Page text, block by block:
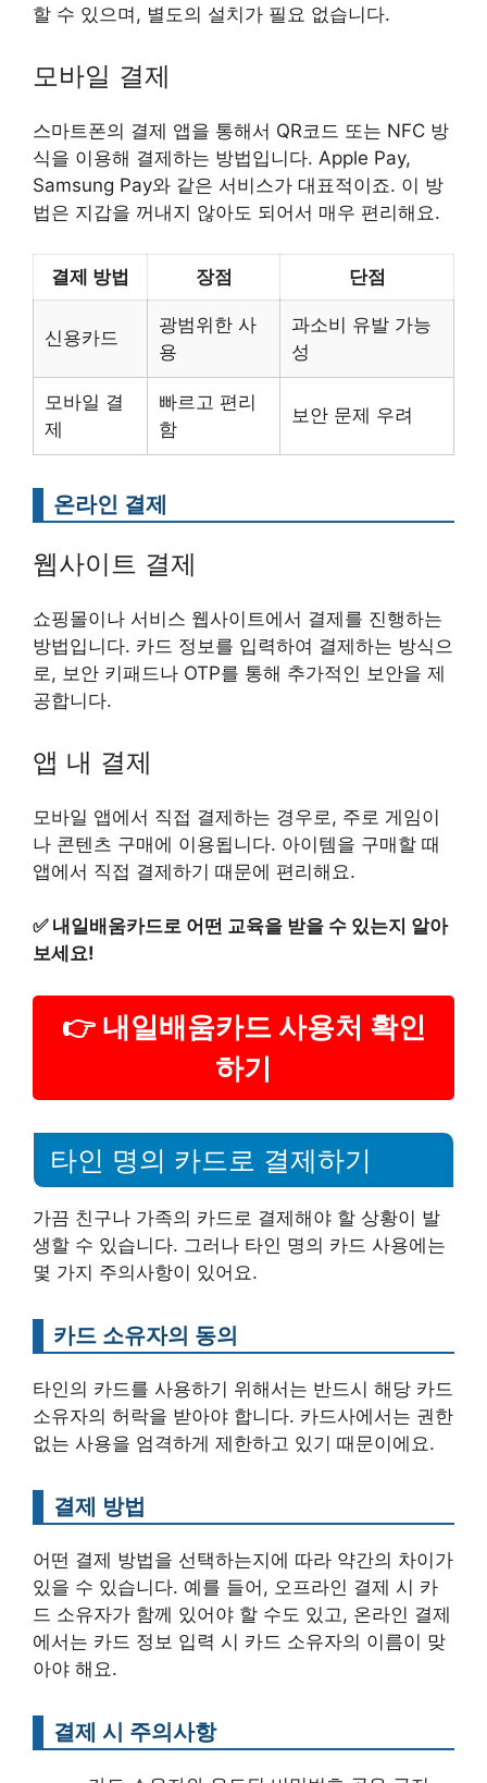
할 수 있으며, 별도의 설치가 필요 없습니다.
모바일 결제
스마트폰의 결제 앱을 통해서 QR코드 또는 NFC 방
식을 이용해 결제하는 방법입니다. Apple Pay,
Samsung Pay와 같은 서비스가 대표적이죠. 이 방
법은 지갑을 꺼내지 않아도 되어서 매우 편리해요.
결제 방법 장점 단점
신용카드
광범위한 사
용
과소비 유발 가능
성
모바일 결
제
빠르고 편리
함
보안 문제 우려
온라인 결제
웹사이트 결제
쇼핑몰이나 서비스 웹사이트에서 결제를 진행하는
방법입니다. 카드 정보를 입력하여 결제하는 방식으
로, 보안 키패드나 OTP를 통해 추가적인 보안을 제
공합니다.
앱 내 결제
모바일 앱에서 직접 결제하는 경우로, 주로 게임이
나 콘텐츠 구매에 이용됩니다. 아이템을 구매할 때
앱에서 직접 결제하기 때문에 편리해요.
✅ 내일배움카드로 어떤 교육을 받을 수 있는지 알아
보세요!
👉 내일배움카드 사용처 확인
하기
타인 명의 카드로 결제하기
가끔 친구나 가족의 카드로 결제해야 할 상황이 발
생할 수 있습니다. 그러나 타인 명의 카드 사용에는
몇 가지 주의사항이 있어요.
카드 소유자의 동의
타인의 카드를 사용하기 위해서는 반드시 해당 카드
소유자의 허락을 받아야 합니다. 카드사에서는 권한
없는 사용을 엄격하게 제한하고 있기 때문이에요.
결제 방법
어떤 결제 방법을 선택하는지에 따라 약간의 차이가
있을 수 있습니다. 예를 들어, 오프라인 결제 시 카
드 소유자가 함께 있어야 할 수도 있고, 온라인 결제
에서는 카드 정보 입력 시 카드 소유자의 이름이 맞
아야 해요.
결제 시 주의사항